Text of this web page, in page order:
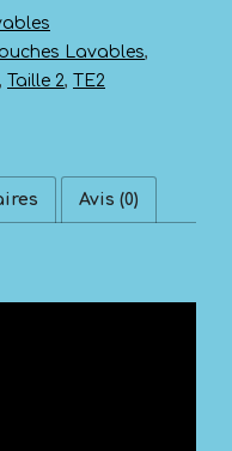
Lavables,
, Taille 2, TE2
Avis (0)